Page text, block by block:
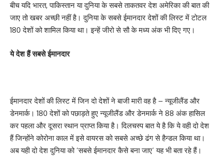
बीच यदि भारत, पाकिस्तान या दुनिया के सबसे ताकतवर देश अमेरिका की बात की
जाए तो खबर अच्छी नहीं है। दुनिया के सबसे ईमानदार देशों की लिस्ट में टोटल
180 देशों को शामिल किया था। इन्हें जीरो से सौ के मध्य अंक भी दिए गए।
ये देश हैं सबसे ईमानदार
ईमानदार देशों की लिस्ट में जिन दो देशों ने बाजी मारी वह है – न्यूजीलैंड और
डेनमार्क। 180 देशों को पछाड़ते हुए न्यूजीलैंड और डेनमार्क ने 88 अंक हासिल
कर पहला और दूसरा स्थान प्राप्त किया है। दिलचस्प बात ये है कि ये वही दो देश
हैं जिन्होंने कोरोना काल में इसे वायरस को सबसे अच्छे ढंग से हैन्डल किया था।
अब यही दो देश दुनिया को ‘सबसे ईमानदार कैसे बना जाए’ यह भी बता रहे हैं।